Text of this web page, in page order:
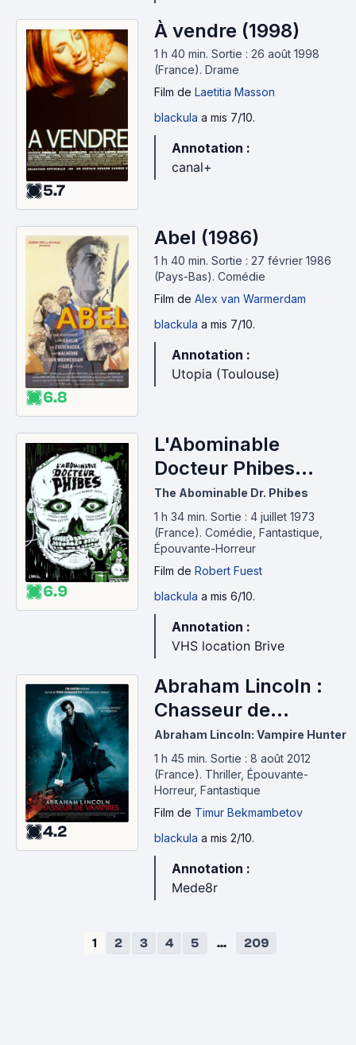
5.7
À vendre (1998)
1 h 40 min. Sortie : 26 août 1998
(France). Drame
Film de Laetitia Masson
blackula a mis 7/10.
Annotation :
canal+
6.8
Abel (1986)
1 h 40 min. Sortie : 27 février 1986
(Pays-Bas). Comédie
Film de Alex van Warmerdam
blackula a mis 7/10.
Annotation :
Utopia (Toulouse)
6.9
L'Abominable
Docteur Phibes
(1971)
The Abominable Dr. Phibes
1 h 34 min. Sortie : 4 juillet 1973
(France). Comédie, Fantastique,
Épouvante-Horreur
Film de Robert Fuest
blackula a mis 6/10.
Annotation :
VHS location Brive
4.2
Abraham Lincoln :
Chasseur de
vampires (2012)
Abraham Lincoln: Vampire Hunter
1 h 45 min. Sortie : 8 août 2012
(France). Thriller, Épouvante-
Horreur, Fantastique
Film de Timur Bekmambetov
blackula a mis 2/10.
Annotation :
Mede8r
1 2 3 4 5 ... 209